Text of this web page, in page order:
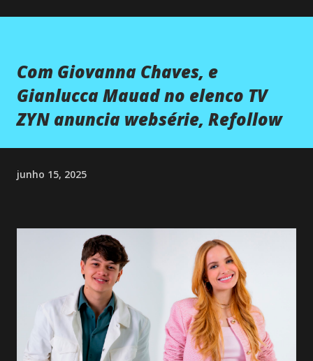
Com Giovanna Chaves, e
Gianlucca Mauad no elenco TV
ZYN anuncia websérie, Refollow
junho 15, 2025